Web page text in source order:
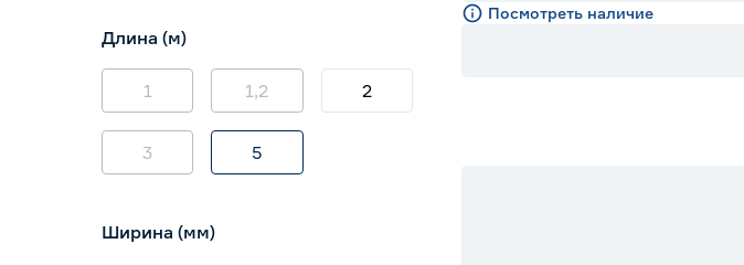
Длина (м)
1 1,2 2
3 5
Ширина (мм)
Посмотреть наличие